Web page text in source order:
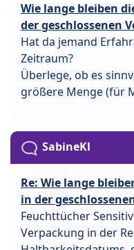
Wie lange bleiben
der geschlossenen
Hat da jemand
Zeitraum?
Überlege, ob es
größere Menge (für
SabineKl
Re: Wie lange
in der
Feuchttücher
Verpackung in der